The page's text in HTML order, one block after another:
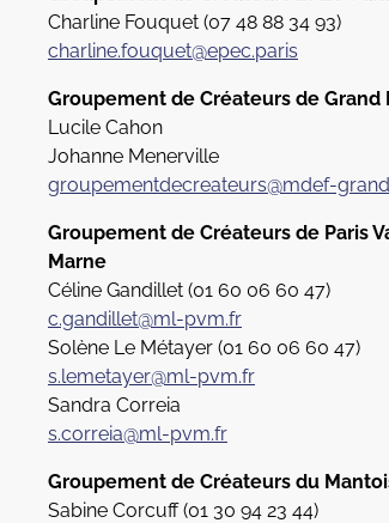
Charline Fouquet (07 48 88 34 93)
charline.fouquet@epec.paris
Groupement de Créateurs de Grand
Lucile Cahon
Johanne Menerville
groupementdecreateurs@mdef-
Groupement de Créateurs de Paris
Marne
Céline Gandillet (01 60 06 60 47)
c.gandillet@ml-pvm.fr
Solène Le Métayer (01 60 06 60 47)
s.lemetayer@ml-pvm.fr
Sandra Correia
s.correia@ml-pvm.fr
Groupement de Créateurs du
Sabine Corcuff (01 30 94 23 44)